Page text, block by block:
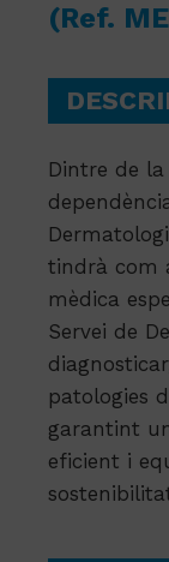
(Ref.
Dintre de la
tindrà com
mèdica
Servei de
patologies
garantint
eficient i